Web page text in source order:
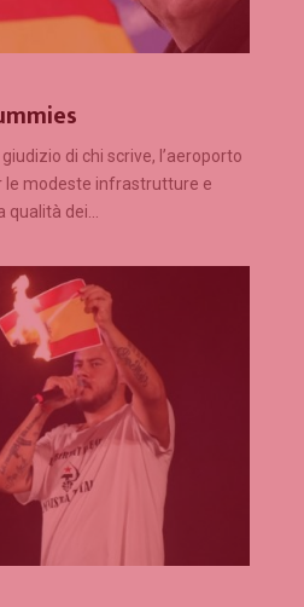
giudizio di chi scrive, l’aeroporto
le modeste infrastrutture e
dei...